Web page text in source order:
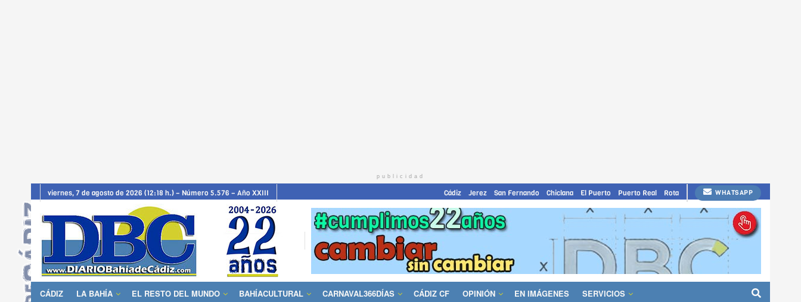
publicidad
viernes, 7 de agosto de 2026 (12:18 h.) – Número 5.576 – Año XXIII Cádiz Jerez San Fernando Chiclana El Puerto Puerto Real Rota WHATSAPP
CÁDIZ LA BAHÍA EL RESTO DEL MUNDO BAHÍACULTURAL CARNAVAL366DÍAS CÁDIZ CF OPINIÓN EN IMÁGENES SERVICIOS